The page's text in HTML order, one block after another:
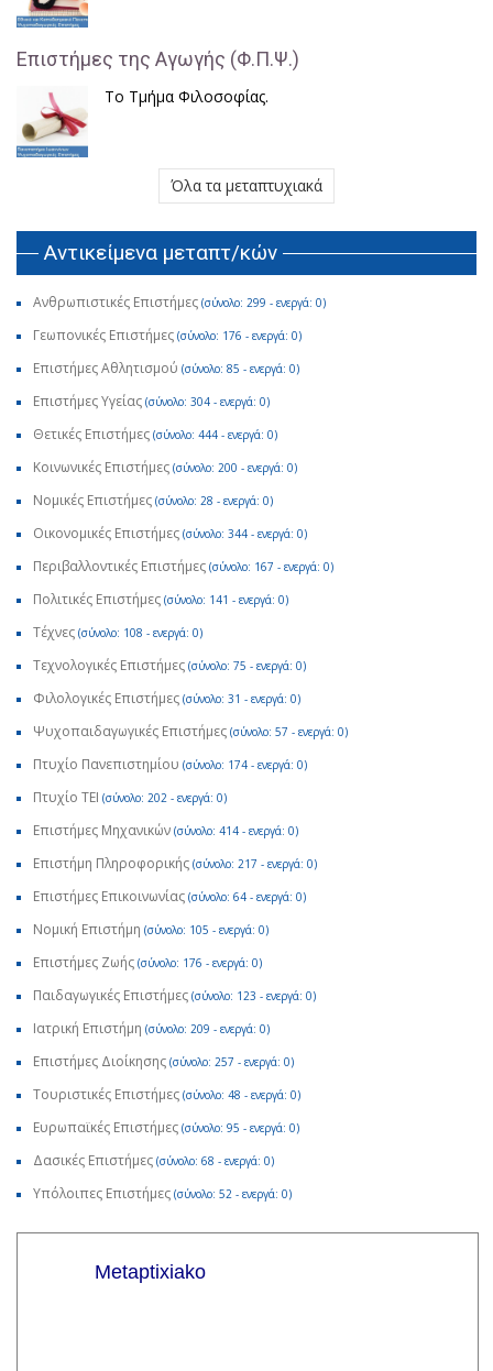
Επιστήμες της Αγωγής (Φ.Π.Ψ.)
Το Τμήμα Φιλοσοφίας.
Όλα τα μεταπτυχιακά
Αντικείμενα μεταπτ/κών
Ανθρωπιστικές Επιστήμες (σύνολο: 299 - ενεργά: 0)
Γεωπονικές Επιστήμες (σύνολο: 176 - ενεργά: 0)
Επιστήμες Αθλητισμού (σύνολο: 85 - ενεργά: 0)
Επιστήμες Υγείας (σύνολο: 304 - ενεργά: 0)
Θετικές Επιστήμες (σύνολο: 444 - ενεργά: 0)
Κοινωνικές Επιστήμες (σύνολο: 200 - ενεργά: 0)
Νομικές Επιστήμες (σύνολο: 28 - ενεργά: 0)
Οικονομικές Επιστήμες (σύνολο: 344 - ενεργά: 0)
Περιβαλλοντικές Επιστήμες (σύνολο: 167 - ενεργά: 0)
Πολιτικές Επιστήμες (σύνολο: 141 - ενεργά: 0)
Τέχνες (σύνολο: 108 - ενεργά: 0)
Τεχνολογικές Επιστήμες (σύνολο: 75 - ενεργά: 0)
Φιλολογικές Επιστήμες (σύνολο: 31 - ενεργά: 0)
Ψυχοπαιδαγωγικές Επιστήμες (σύνολο: 57 - ενεργά: 0)
Πτυχίο Πανεπιστημίου (σύνολο: 174 - ενεργά: 0)
Πτυχίο ΤΕΙ (σύνολο: 202 - ενεργά: 0)
Επιστήμες Μηχανικών (σύνολο: 414 - ενεργά: 0)
Επιστήμη Πληροφορικής (σύνολο: 217 - ενεργά: 0)
Επιστήμες Επικοινωνίας (σύνολο: 64 - ενεργά: 0)
Νομική Επιστήμη (σύνολο: 105 - ενεργά: 0)
Επιστήμες Ζωής (σύνολο: 176 - ενεργά: 0)
Παιδαγωγικές Επιστήμες (σύνολο: 123 - ενεργά: 0)
Ιατρική Επιστήμη (σύνολο: 209 - ενεργά: 0)
Επιστήμες Διοίκησης (σύνολο: 257 - ενεργά: 0)
Τουριστικές Επιστήμες (σύνολο: 48 - ενεργά: 0)
Ευρωπαϊκές Επιστήμες (σύνολο: 95 - ενεργά: 0)
Δασικές Επιστήμες (σύνολο: 68 - ενεργά: 0)
Υπόλοιπες Επιστήμες (σύνολο: 52 - ενεργά: 0)